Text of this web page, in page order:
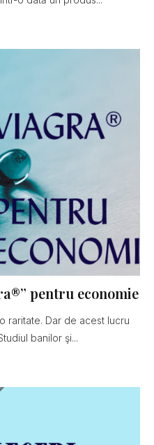
pentru economie
raritate. Dar de acest lucru
banilor şi...